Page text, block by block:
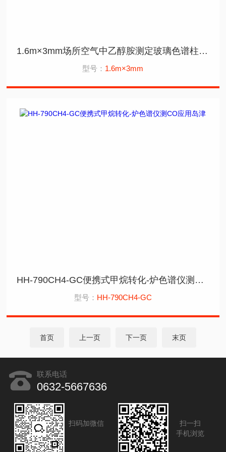
1.6m×3mm场所空气中乙醇胺测定玻璃色谱柱应用岛津
型号： 1.6m×3mm
HH-790CH4-GC便携式甲烷转化-炉色谱仪测CO应用岛津
型号： HH-790CH4-GC
首页 上一页 下一页 末页
联系电话
0632-5667636
扫码加微信
扫一扫
手机浏览